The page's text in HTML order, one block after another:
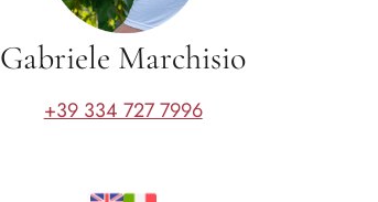
Gabriele Marchisio
+39 334 727 7996